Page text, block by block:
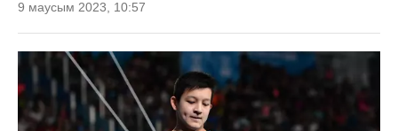
9 маусым 2023, 10:57